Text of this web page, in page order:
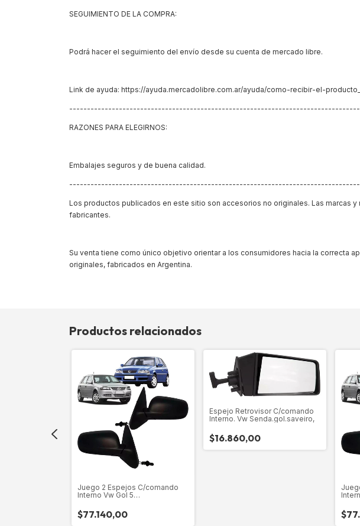
SEGUIMIENTO DE LA COMPRA:
Podrá hacer el seguimiento del envío desde su cuenta de mercado libre.
Link de ayuda: https://ayuda.mercadolibre.com.ar/ayuda/como-recibir-el-
RAZONES PARA ELEGIRNOS:
Embalajes seguros y de buena calidad.
Los productos publicados en este sitio son accesorios no originales. Las marcas
fabricantes.
Su venta tiene como único objetivo orientar a los consumidores hacia la correcta
originales, fabricados en Argentina.
Productos relacionados
Juego 2 Espejos C/comando
Interno Vw Gol 5
$77.140,00
Espejo Retrovisor C/comando
Interno. Vw Senda.gol.saveiro,
$16.860,00